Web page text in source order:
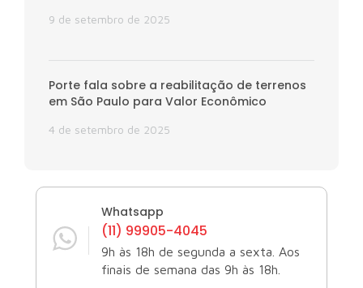
9 de setembro de 2025
Porte fala sobre a reabilitação de terrenos
em São Paulo para Valor Econômico
4 de setembro de 2025
Whatsapp
(11) 99905-4045
9h às 18h de segunda a sexta. Aos
finais de semana das 9h às 18h.